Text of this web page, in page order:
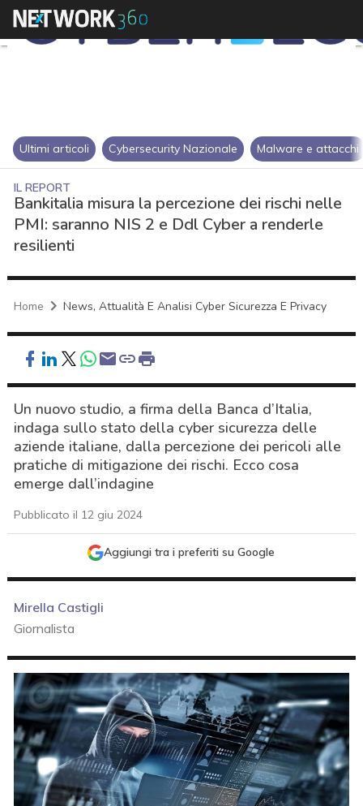
Ultimi articoli Cybersecurity Nazionale Malware e attacchi
IL REPORT
Bankitalia misura la percezione dei rischi nelle
PMI: saranno NIS 2 e Ddl Cyber a renderle
resilienti
Home News, Attualità E Analisi Cyber Sicurezza E Privacy
Un nuovo studio, a firma della Banca d’Italia,
indaga sullo stato della cyber sicurezza delle
aziende italiane, dalla percezione dei pericoli alle
pratiche di mitigazione dei rischi. Ecco cosa
emerge dall’indagine
Pubblicato il 12 giu 2024
Aggiungi tra i preferiti su Google
Mirella Castigli
Giornalista